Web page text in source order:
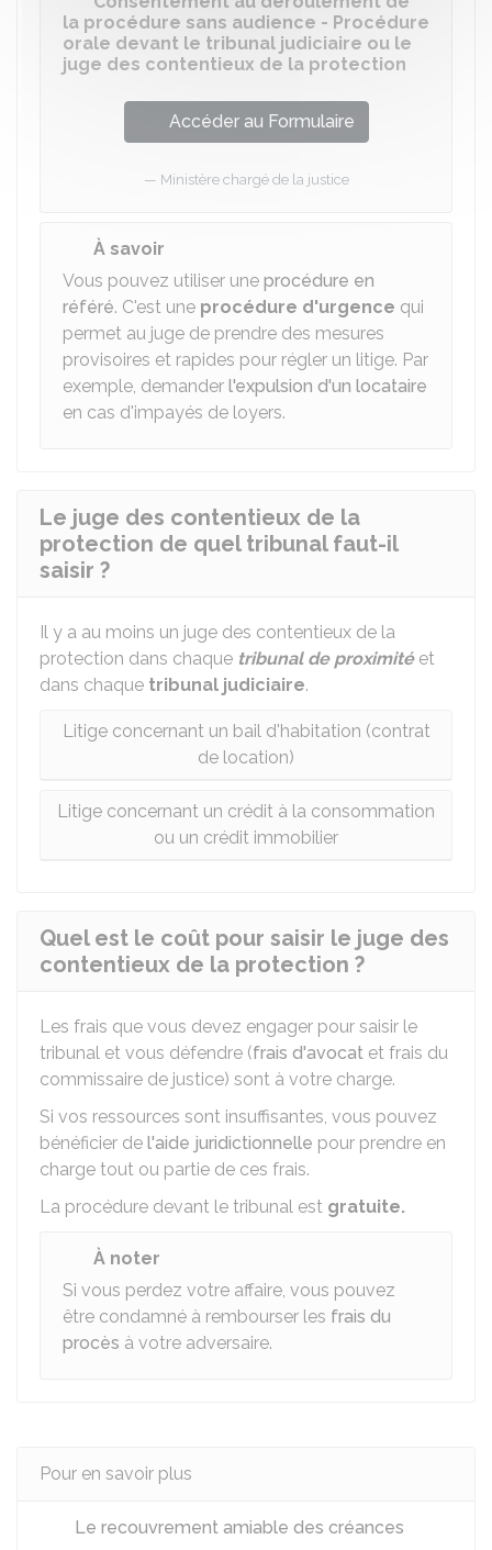
la procédure sans audience - Procédure
orale devant le tribunal judiciaire ou le
juge des contentieux de la protection
Accéder au Formulaire
Ministère chargé de la justice
À savoir
Vous pouvez utiliser une procédure en
référé. C'est une procédure d'urgence qui
permet au juge de prendre des mesures
provisoires et rapides pour régler un litige. Par
exemple, demander l'expulsion d'un locataire
en cas d'impayés de loyers.
Le juge des contentieux de la
protection de quel tribunal faut-il
saisir ?
Il y a au moins un juge des contentieux de la
protection dans chaque tribunal de proximitéet
dans chaque tribunal judiciaire.
Litige concernant un bail d'habitation (contrat
de location)
Litige concernant un crédit à la consommation
ou un crédit immobilier
Quel est le coût pour saisir le juge des
contentieux de la protection ?
Les frais que vous devez engager pour saisir le
tribunal et vous défendre (frais d'avocat et frais du
commissaire de justice) sont à votre charge.
Si vos ressources sont insuffisantes, vous pouvez
bénéficier de l'aide juridictionnelle pour prendre en
charge tout ou partie de ces frais.
La procédure devant le tribunal est gratuite.
À noter
Si vous perdez votre affaire, vous pouvez
être condamné à rembourser les frais du
procès à votre adversaire.
Pour en savoir plus
Le recouvrement amiable des créances